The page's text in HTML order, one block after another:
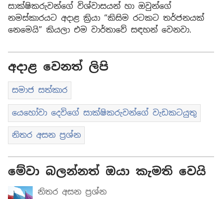
සාක්ෂිකරුවන්ගේ විශ්වාසයන් හා ඔවුන්ගේ
නමස්කාරයට අදාළ ක්‍රියා “කිසිම රටකට තර්ජනයක්
නෙමෙයි” කියලා එම වාර්තාවේ සඳහන් වෙනවා.
අදාළ වෙනත් ලිපි
සමාජ සත්කාර
යෙහෝවා දෙවිගේ සාක්ෂිකරුවන්ගේ වැඩකටයුතු
නිතර අසන ප්‍රශ්න
මේවා බලන්නත් ඔයා කැමති වෙයි
නිතර අසන ප්‍රශ්න